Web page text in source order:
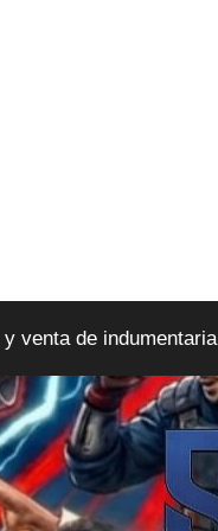
venta de indumentaria